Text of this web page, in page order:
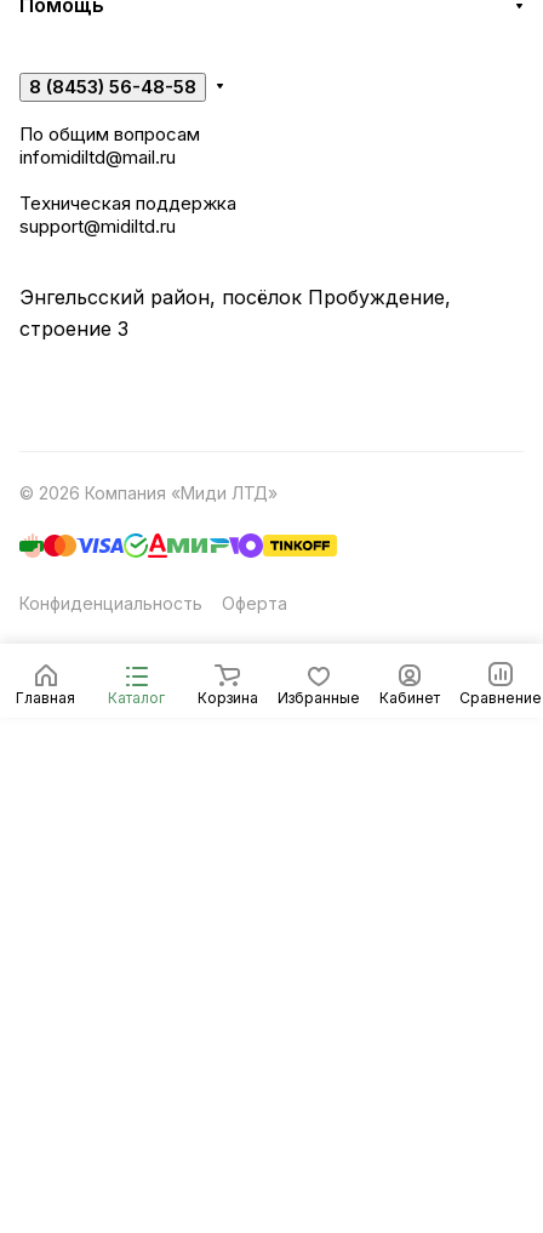
Главная Каталог Корзина Избранные Кабинет Сравнение
8 (8453) 56-48-58
По общим вопросам
infomidiltd@mail.ru
Техническая поддержка
support@midiltd.ru
Энгельсский район, посёлок Пробуждение,
строение 3
© 2026 Компания «Миди ЛТД»
Конфиденциальность Оферта